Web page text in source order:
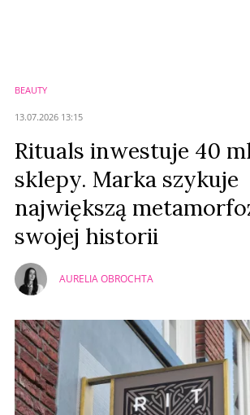
BEAUTY
13.07.2026 13:15
Rituals inwestuje 40
sklepy. Marka szykuje
największą
swojej historii
AURELIA OBROCHTA